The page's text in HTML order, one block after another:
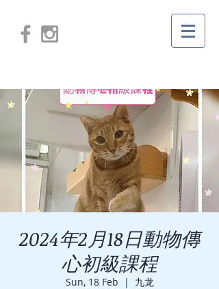
2024年2月18日動物傳
心初級課程
Sun, 18 Feb
  |
九龙